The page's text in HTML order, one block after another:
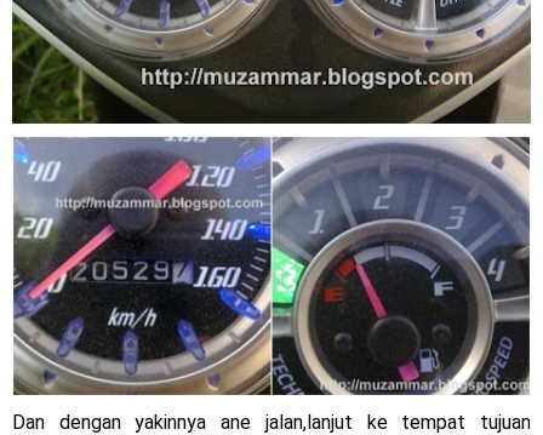
Begini penampakan livery Kawasaki Ninja ZX-25RR KRT
Edition 2025
Berkenalan dengan KTM 990 RC R, jagoan baru dari KTM !
Yamaha Rilis New R15M versi 2024, makin sangar !
Penampakan tim Red Bull KTM Factory Racing musim 2024 !
MotoGP : Francesco Bagnaia Juara Dunia MotoGP musim
2023 !
Honda Rilis CBR1000RR-R 2023 Anniversary Edition !
MotoGP Amerika : Alex Rins berhasil juara pertama dan
Dan dengan yakinnya ane jalan,lanjut ke tempat tujuan